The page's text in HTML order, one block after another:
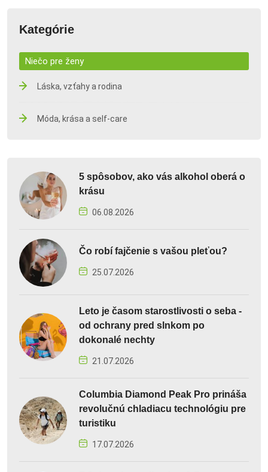
Kategórie
Niečo pre ženy
Láska, vzťahy a rodina
Móda, krása a self-care
5 spôsobov, ako vás alkohol oberá o
krásu
06.08.2026
Čo robí fajčenie s vašou pleťou?
25.07.2026
Leto je časom starostlivosti o seba -
od ochrany pred slnkom po
dokonalé nechty
21.07.2026
Columbia Diamond Peak Pro prináša
revolučnú chladiacu technológiu pre
turistiku
17.07.2026